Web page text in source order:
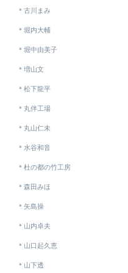
＊古川まみ
＊堀内大輔
＊堀中由美子
＊増山文
＊松下龍平
＊丸伴工場
＊丸山仁未
＊水谷和音
＊杜の都の竹工房
＊森田みほ
＊矢島操
＊山内卓夫
＊山口起久恵
＊山下透